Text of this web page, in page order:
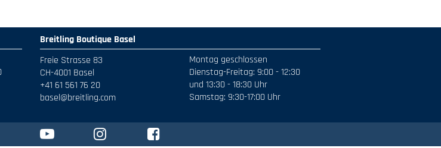
Breitling Boutique Basel
Freie Strasse 83
CH-4001 Basel
+41 61 561 76 20
basel@breitling.com
Montag geschlossen
Dienstag-Freitag: 9:00 - 12:30
und 13:30 - 18:30 Uhr
Samstag: 9:30-17:00 Uhr